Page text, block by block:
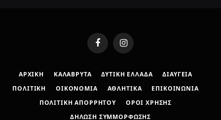
FacebookInstagram
ΑΡΧΙΚΉ ΚΑΛΆΒΡΥΤΑ ΔΥΤΙΚΉ ΕΛΛΆΔΑ ΔΙΑΎΓΕΙΑ
ΠΟΛΙΤΙΚΉ ΟΙΚΟΝΟΜΊΑ ΑΘΛΗΤΙΚΆ ΕΠΙΚΟΙΝΩΝΊΑ
ΠΟΛΙΤΙΚΉ ΑΠΟΡΡΉΤΟΥ ΌΡΟΙ ΧΡΉΣΗΣ
ΔΉΛΩΣΗ ΣΥΜΜΌΡΦΩΣΗΣ